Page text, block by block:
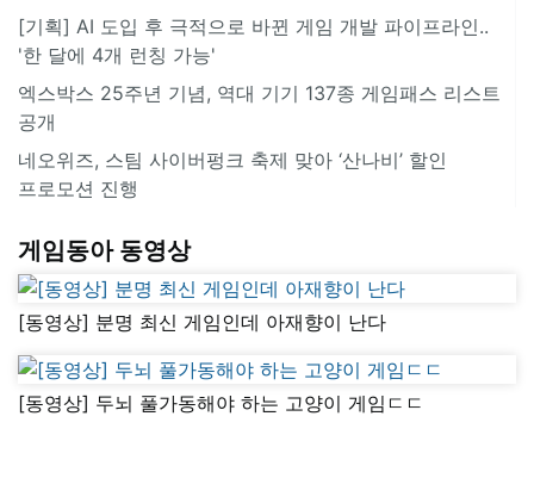
[기획] AI 도입 후 극적으로 바뀐 게임 개발 파이프라인..
'한 달에 4개 런칭 가능'
엑스박스 25주년 기념, 역대 기기 137종 게임패스 리스트
공개
네오위즈, 스팀 사이버펑크 축제 맞아 ‘산나비’ 할인
프로모션 진행
게임동아 동영상
[동영상] 분명 최신 게임인데 아재향이 난다
[동영상] 두뇌 풀가동해야 하는 고양이 게임ㄷㄷ